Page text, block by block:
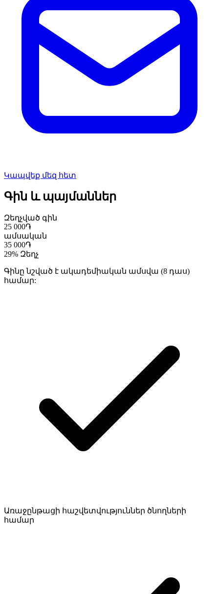
Կապվեք մեզ հետ
Գին և պայմաններ
Զեղչված գին
25 000֏
ամսական
35 000֏
29% Զեղչ
Գինը նշված է ակադեմիական ամսվա (8 դաս)
համար:
Առաջընթացի հաշվետվություններ ծնողների
համար